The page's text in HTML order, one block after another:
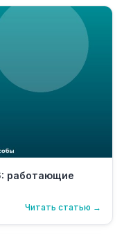
работающие
Читать статью →